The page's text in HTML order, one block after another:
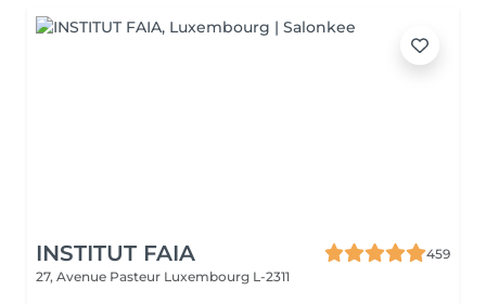
INSTITUT FAIA
459
27, Avenue Pasteur Luxembourg L-2311